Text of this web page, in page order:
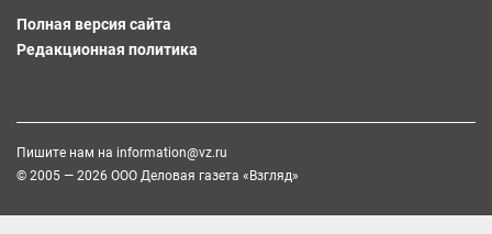
Полная версия сайта
Редакционная политика
Пишите нам на information@vz.ru
© 2005 — 2026 ООО Деловая газета «Взгляд»